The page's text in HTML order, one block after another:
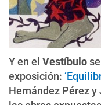
Y en el Vestíbulo
exposición:
Hernández Pérez